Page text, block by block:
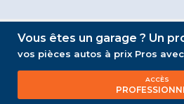
Vous êtes un garage ? Un
vos pièces autos à prix Pros avec
ACCÈS